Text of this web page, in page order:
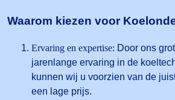
Waarom kiezen voor
Ervaring en expertise: Door ons
jarenlange ervaring in de
kunnen wij u voorzien van de
een lage prijs.